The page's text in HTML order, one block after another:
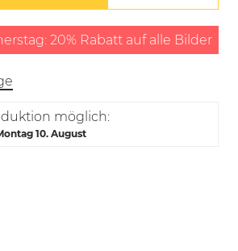
20% Rabatt auf alle Bilder
möglich:
10. August